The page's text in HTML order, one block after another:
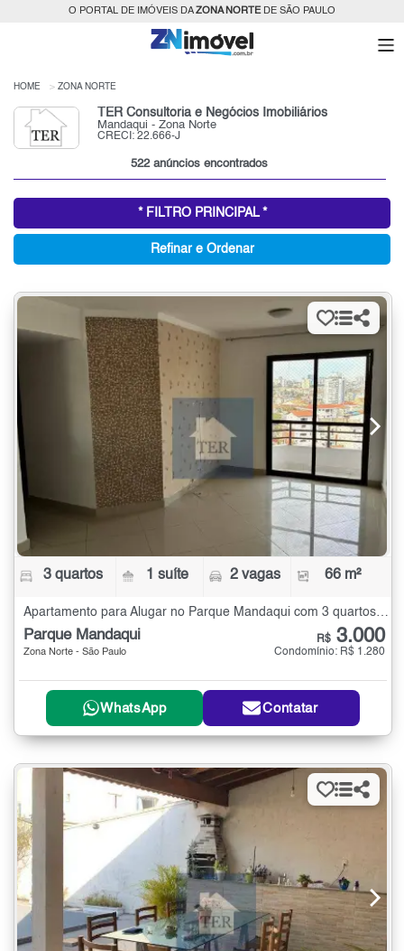
O PORTAL DE IMÓVEIS DAZONA NORTEDE SÃO PAULO
HOME ZONA NORTE
TER Consultoria e Negócios Imobiliários
Mandaqui - Zona Norte
CRECI: 22.666-J
522 anúncios encontrados
* FILTRO PRINCIPAL *
Refinar e Ordenar
3 quartos 1 suíte 2 vagas 66 m²
Apartamento para Alugar no Parque Mandaqui com 3 quartos - 66 m²
Parque Mandaqui
Zona Norte - São Paulo
R$ 3.000
Condomínio: R$ 1.280
WhatsApp Contatar